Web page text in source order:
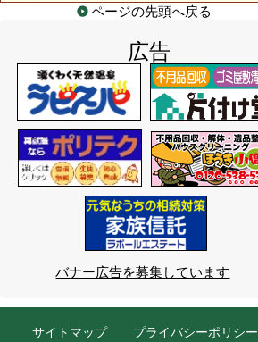
ページの先頭へ戻る
広告
バナー広告を募集しています
サイトマップ
プライバシーポリシー